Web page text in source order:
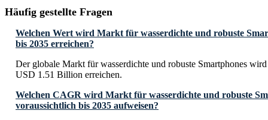
Häufig gestellte Fragen
Welchen Wert wird Markt für wasserdichte und robuste
bis 2035 erreichen?
Der globale Markt für wasserdichte und robuste Smartphones
USD 1.51 Billion erreichen.
Welchen CAGR wird Markt für wasserdichte und robuste
voraussichtlich bis 2035 aufweisen?